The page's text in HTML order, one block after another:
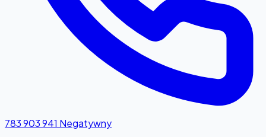
783 903 941 Negatywny